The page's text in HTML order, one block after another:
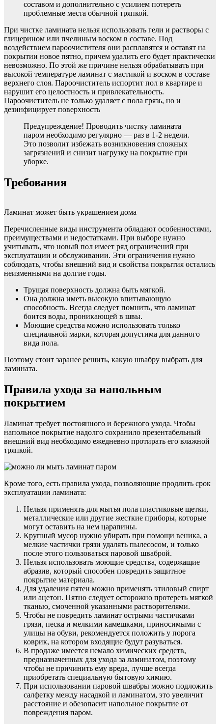
составом и дополнительно с усилием потереть
проблемные места обычной тряпкой.
При чистке ламината нельзя использовать гели и растворы с
глицерином или пчелиным воском в составе. Под
воздействием пароочистителя они расплавятся и оставят на
покрытии новое пятно, причем удалить его будет практически
невозможно. По этой же причине нельзя обрабатывать при
высокой температуре ламинат с мастикой и воском в составе
верхнего слоя. Пароочиститель испортит пол в квартире и
нарушит его целостность и привлекательность.
Пароочиститель не только удаляет с пола грязь, но и
дезинфицирует поверхность
Предупреждение! Проводить чистку ламината
паром необходимо регулярно — раз в 1-2 недели.
Это позволит избежать возникновения сложных
загрязнений и снизит нагрузку на покрытие при
уборке.
Требования
Ламинат может быть украшением дома
Перечисленные виды инструмента обладают особенностями,
преимуществами и недостатками. При выборе нужно
учитывать, что новый пол имеет ряд ограничений при
эксплуатации и обслуживании. Эти ограничения нужно
соблюдать, чтобы внешний вид и свойства покрытия остались
неизменными на долгие годы.
Трущая поверхность должна быть мягкой.
Она должна иметь высокую впитывающую
способность. Всегда следует помнить, что ламинат
боится воды, проникающей в швы.
Моющие средства можно использовать только
специальной марки, которая допустима для данного
вида пола.
Поэтому стоит заранее решить, какую швабру выбрать для
ламината.
Правила ухода за напольным
покрытием
Ламинат требует постоянного и бережного ухода. Чтобы
напольное покрытие надолго сохранило презентабельный
внешний вид необходимо ежедневно протирать его влажной
тряпкой.
Кроме того, есть правила ухода, позволяющие продлить срок
эксплуатации ламината:
Нельзя применять для мытья пола пластиковые щетки,
металлические или другие жесткие приборы, которые
могут оставить на нем царапины.
Крупный мусор нужно убирать при помощи веника, а
мелкие частички грязи удалять пылесосом, и только
после этого пользоваться паровой шваброй.
Нельзя использовать моющие средства, содержащие
абразив, который способен повредить защитное
покрытие материала.
Для удаления пятен можно применять этиловый спирт
или ацетон. Пятно следует осторожно протереть мягкой
тканью, смоченной указанными растворителями.
Чтобы не повредить ламинат острыми частичками
грязи, песка и мелкими камешками, приносимыми с
улицы на обуви, рекомендуется положить у порога
коврик, на котором входящие будут разуваться.
В продаже имеется немало химических средств,
предназначенных для ухода за ламинатом, поэтому
чтобы не причинить ему вреда, лучше всегда
приобретать специальную бытовую химию.
При использовании паровой швабры можно подложить
салфетку между насадкой и ламинатом, это увеличит
расстояние и обезопасит напольное покрытие от
повреждения паром.